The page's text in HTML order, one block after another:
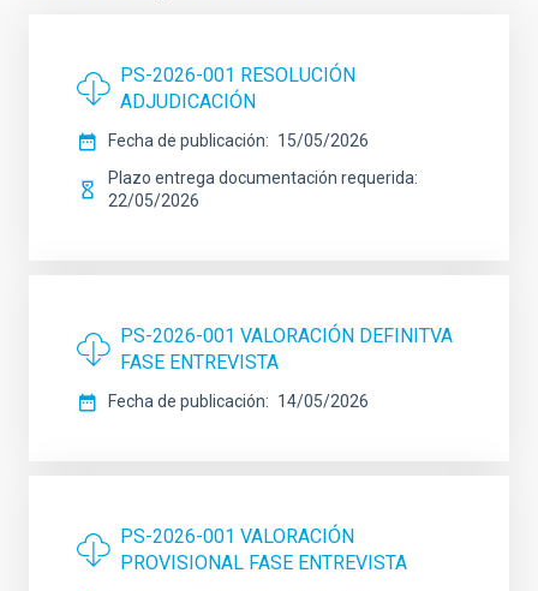
PS-2026-001 RESOLUCIÓN
ADJUDICACIÓN
Fecha de publicación
15/05/2026
Plazo entrega documentación requerida
22/05/2026
PS-2026-001 VALORACIÓN DEFINITVA
FASE ENTREVISTA
Fecha de publicación 14/05/2026
PS-2026-001 VALORACIÓN
PROVISIONAL FASE ENTREVISTA